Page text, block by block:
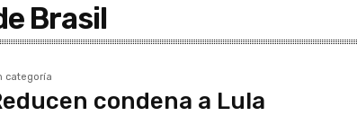
Brasil
categoría
condena a Lula